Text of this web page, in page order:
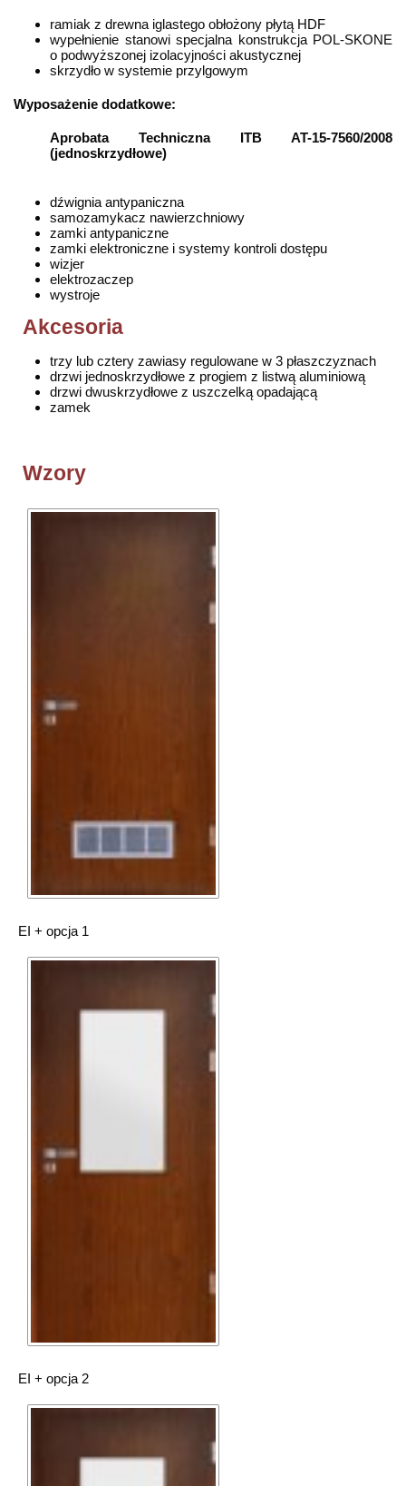
ramiak z drewna iglastego obłożony płytą HDF
wypełnienie stanowi specjalna konstrukcja POL-SKONE
o podwyższonej izolacyjności akustycznej
skrzydło w systemie przylgowym
Wyposażenie dodatkowe:
Aprobata Techniczna ITB AT-15-7560/2008
(jednoskrzydłowe)
dźwignia antypaniczna
samozamykacz nawierzchniowy
zamki antypaniczne
zamki elektroniczne i systemy kontroli dostępu
wizjer
elektrozaczep
wystroje
Akcesoria
trzy lub cztery zawiasy regulowane w 3 płaszczyznach
drzwi jednoskrzydłowe z progiem z listwą aluminiową
drzwi dwuskrzydłowe z uszczelką opadającą
zamek
Wzory
EI + opcja 1
EI + opcja 2